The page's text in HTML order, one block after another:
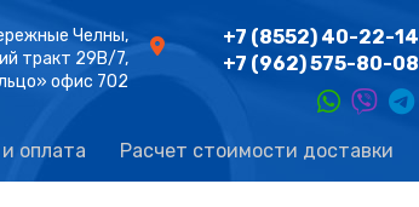
Челны,
тракт 29В/7,
офис 702
+7 (8552) 40-22-14
+7 (962) 575-80-08
оплата Расчет стоимости доставки